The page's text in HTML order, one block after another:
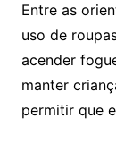
Entre as
uso de
acender
manter
permitir que